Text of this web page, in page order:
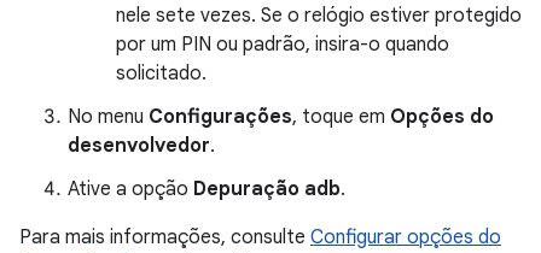
nele sete vezes. Se o relógio estiver protegido
por um PIN ou padrão, insira-o quando
solicitado.
No menu Configurações, toque em Opções do
desenvolvedor.
Ative a opção Depuração adb.
Para mais informações, consulte Configurar opções do